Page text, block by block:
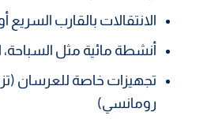
الانتقالات بالقارب السريع
أنشطة مائية مثل
تجهيزات خاصة للعرسان
رومانسي)